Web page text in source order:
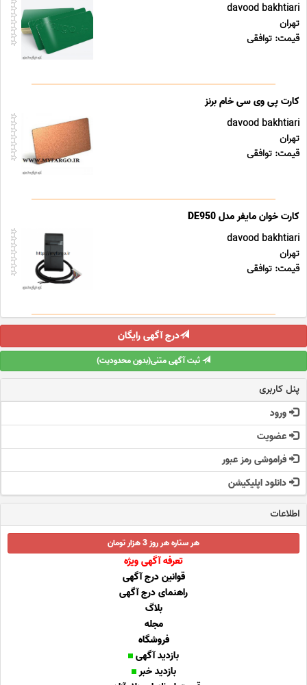
davood bakhtiari
تهران
قیمت: توافقی
کارت پی وی سی خام برنز
davood bakhtiari
تهران
قیمت: توافقی
کارت خوان مایفر مدل DE950
davood bakhtiari
تهران
قیمت: توافقی
درج آگهی رایگان
ثبت آگهی متنی(بدون محدودیت)
پنل کاربری
ورود
عضویت
فراموشی رمز عبور
دانلود اپلیکیشن
اطلاعات
هر ستاره هر روز 3 هزار تومان
تعرفه آگهی ویژه
قوانین درج آگهی
راهنمای درج آگهی
بلاگ
مجله
فروشگاه
بازدید آگهی
بازدید خبر